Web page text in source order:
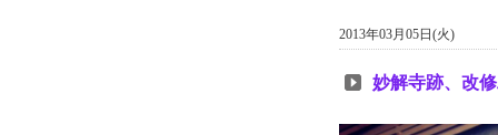
2013年03月05日(火)
妙解寺跡、改